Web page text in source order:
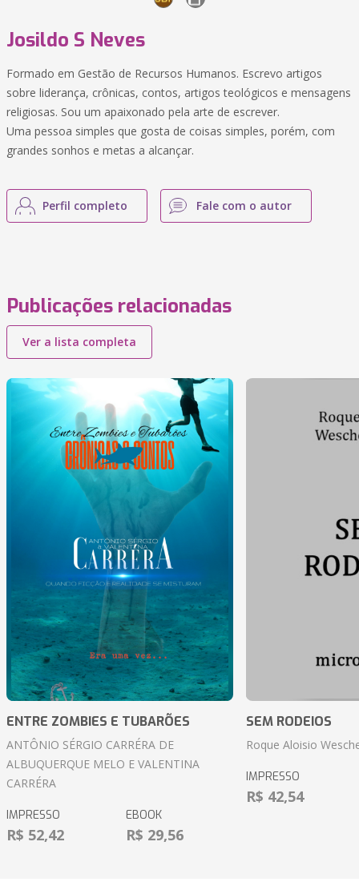
Josildo S Neves
Formado em Gestão de Recursos Humanos. Escrevo artigos
sobre liderança, crônicas, contos, artigos teológicos e mensagens
religiosas. Sou um apaixonado pela arte de escrever.
Uma pessoa simples que gosta de coisas simples, porém, com
grandes sonhos e metas a alcançar.
Perfil completo Fale com o autor
Publicações relacionadas
Ver a lista completa
ENTRE ZOMBIES E TUBARÕES
ANTÔNIO SÉRGIO CARRÉRA DE
ALBUQUERQUE MELO E VALENTINA
CARRÉRA
IMPRESSO
R$ 52,42
EBOOK
R$ 29,56
SEM RODEIOS
Roque Aloisio
IMPRESSO
R$ 42,54